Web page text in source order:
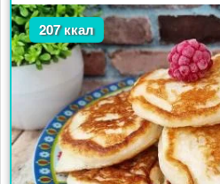
207 ккал